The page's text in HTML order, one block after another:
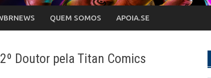
QUEM SOMOS APOIA.SE
Doutor pela Titan Comics